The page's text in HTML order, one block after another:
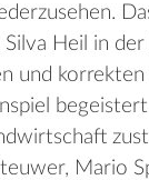
Heil in
und
Mario